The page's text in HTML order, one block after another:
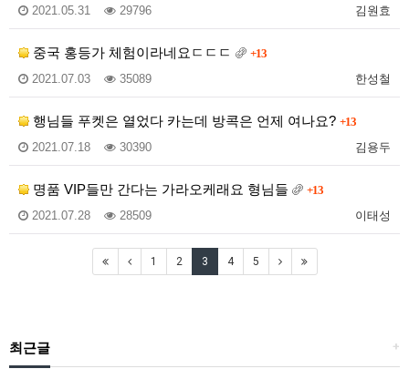
김원효
2021.05.31 29796
중국 홍등가 체험이라네요ㄷㄷㄷ +13
한성철
2021.07.03 35089
행님들 푸켓은 열었다 카는데 방콕은 언제 여나요? +13
김용두
2021.07.18 30390
명품 VIP들만 간다는 가라오케래요 형님들 +13
이태성
2021.07.28 28509
1 2 3 4 5
+
최근글